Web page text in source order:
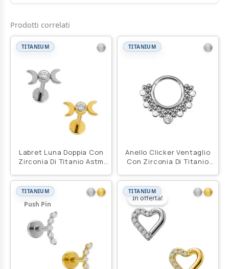
Prodotti correlati
TITANIUM
Labret Luna Doppia Con
Zirconia Di Titanio Astm
TITANIUM
Anello Clicker Ventaglio
Con Zirconia Di Titanio
TITANIUM
Push Pin
In offerta!
TITANIUM